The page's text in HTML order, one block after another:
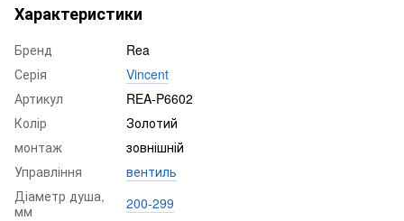
Характеристики
Бренд
Rea
Серія
Vincent
Артикул
REA-P6602
Колір
Золотий
монтаж
зовнішній
Управління
вентиль
Діаметр душа,
мм
200-299